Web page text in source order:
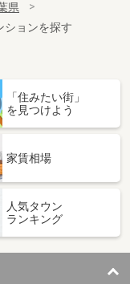
戸６
３
県
ションを探す
「住みたい街」
を見つけよう
家賃相場
人気タウン
ランキング